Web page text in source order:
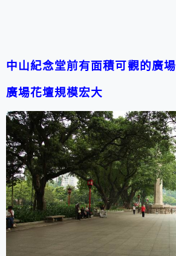
中山紀念堂前有面積可觀的廣場
廣場花壇規模宏大